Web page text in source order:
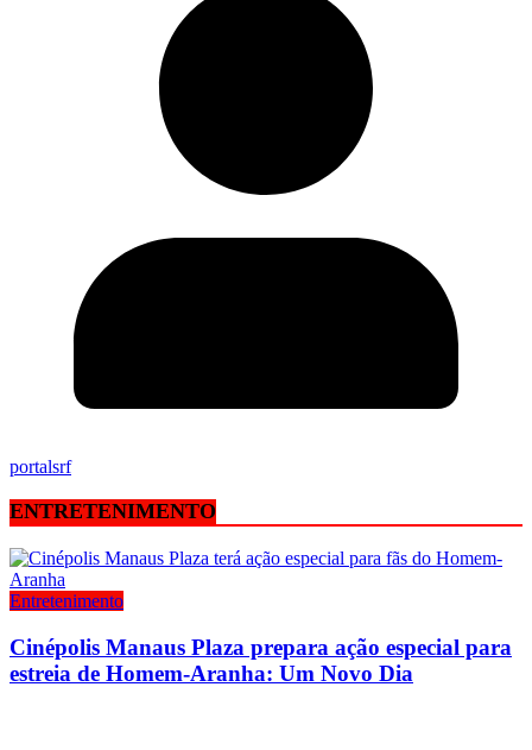
portalsrf
ENTRETENIMENTO
Entretenimento
Cinépolis Manaus Plaza prepara ação especial para
estreia de Homem-Aranha: Um Novo Dia